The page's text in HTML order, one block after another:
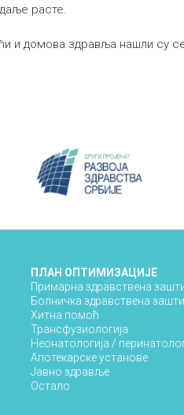
расте.
и домова здравља нашли су
ПЛАН ОПТИМИЗАЦИЈЕ
Примарна здравствена
Болничка здравствена
Хитна помоћ
Трансфузиологија
Неонатологија /
Апотекарске установе
Јавно здравље
Остало